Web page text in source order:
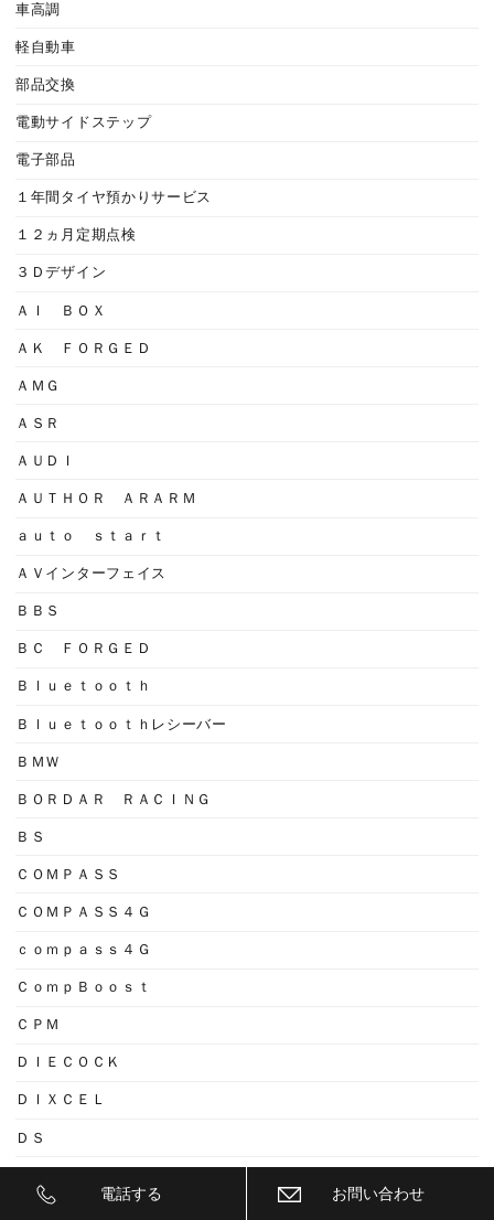
車高調
軽自動車
部品交換
電動サイドステップ
電子部品
１年間タイヤ預かりサービス
１２ヵ月定期点検
３Ｄデザイン
ＡＩ ＢＯＸ
ＡＫ ＦＯＲＧＥＤ
ＡＭＧ
ＡＳＲ
ＡＵＤＩ
ＡＵＴＨＯＲ ＡＲＡＲＭ
ａｕｔｏ ｓｔａｒｔ
ＡＶインターフェイス
ＢＢＳ
ＢＣ ＦＯＲＧＥＤ
Ｂｌｕｅｔｏｏｔｈ
Ｂｌｕｅｔｏｏｔｈレシーバー
ＢＭＷ
ＢＯＲＤＡＲ ＲＡＣＩＮＧ
ＢＳ
ＣＯＭＰＡＳＳ
ＣＯＭＰＡＳＳ４Ｇ
ｃｏｍｐａｓｓ４Ｇ
ＣｏｍｐＢｏｏｓｔ
ＣＰＭ
ＤＩＥＣＯＣＫ
ＤＩＸＣＥＬ
ＤＳ
電話する お問い合わせ